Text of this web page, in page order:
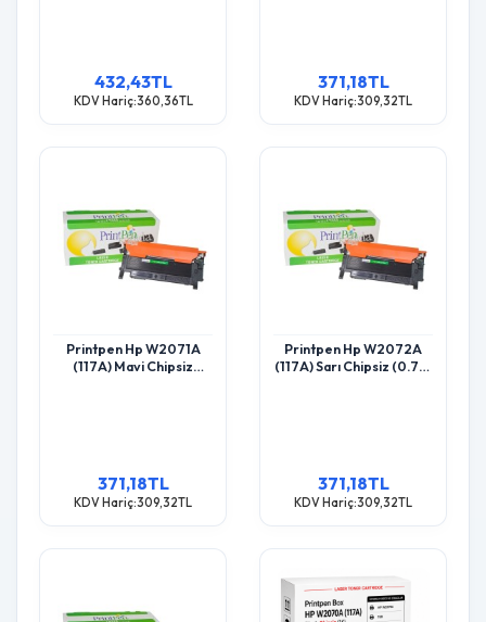
432,43TL
KDV Hariç:360,36TL
371,18TL
KDV Hariç:309,32TL
Printpen Hp W2071A
(117A) Mavi Chipsiz
371,18TL
KDV Hariç:309,32TL
Printpen Hp W2072A
(117A) Sarı Chipsiz (0.7K)
371,18TL
KDV Hariç:309,32TL